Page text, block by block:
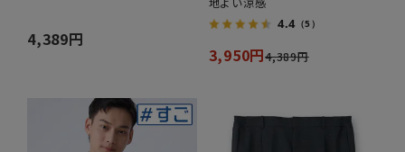
4,389円
4.4（5）
3,950円4,389円